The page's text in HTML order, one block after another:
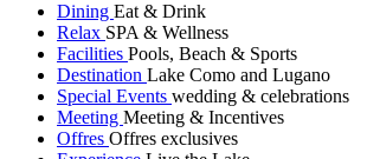
Dining Eat & Drink
Relax SPA & Wellness
Facilities Pools, Beach & Sports
Destination Lake Como and Lugano
Special Events wedding & celebrations
Meeting Meeting & Incentives
Offres Offres exclusives